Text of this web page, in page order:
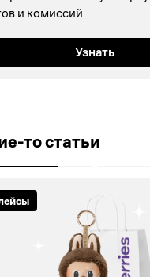
и комиссий
Узнать
то статьи